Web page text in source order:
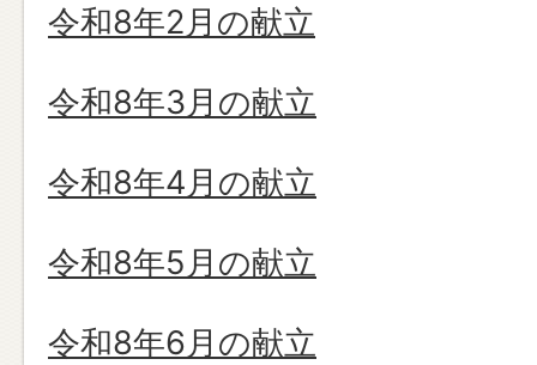
令和8年2月の献立
令和8年3月の献立
令和8年4月の献立
令和8年5月の献立
令和8年6月の献立